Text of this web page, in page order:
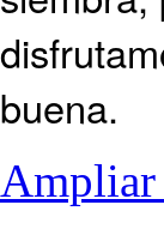
buena.